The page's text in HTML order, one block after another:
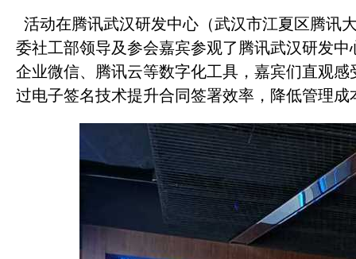
活动在腾讯武汉研发中心（武汉市江夏区腾讯
委社工部领导及参会嘉宾参观了腾讯武汉研发
企业微信、腾讯云等数字化工具，嘉宾们直观
过电子签名技术提升合同签署效率，降低管理成